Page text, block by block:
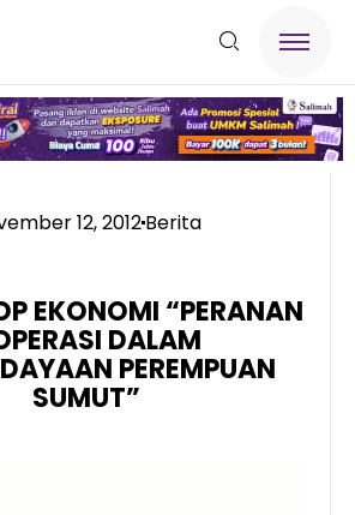
12, 2012Berita
EKONOMI “PERANAN
DALAM
PEREMPUAN
SUMUT”